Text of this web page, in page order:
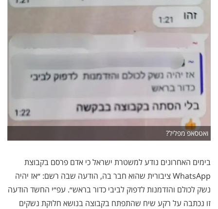
ואטסאפ מפליל?
בימים האחרונים נודע למשטרת ישראל כי אדם פרסם בקבוצת
WhatsApp ציבורית שהוא חבר בה, הודעה שבה רשם: ״אז יהיה
נשק לכולם והזדמנות לדפוק לביבי כדור בראש״. עפ״י החשד הודעה
זו נכתבה על רקע שיח שהתפתח בקבוצה בנושא חלוקת נשקים